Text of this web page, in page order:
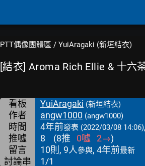
PTT偶像團體區 / YuiAragaki (新垣結衣)
[結衣] Aroma Rich Ellie & 十六
看板 YuiAragaki (新垣結衣)
作者 angw1000 (angw1000)
時間 4年前發表 (2022/03/08 14:06)
推噓 8 (8推 0噓 2→)
留言
10則, 9人參與, 4年前最新
討論串 1/1